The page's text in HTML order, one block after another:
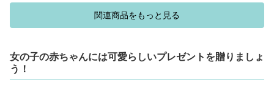
関連商品をもっと見る
女の子の赤ちゃんには可愛らしいプレゼントを贈りましょ
う！